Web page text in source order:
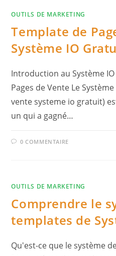
OUTILS DE MARKETING
Template de
Système IO
Introduction au Système
Pages de Vente Le
vente systeme io gratuit)
un qui a gagné…
0 COMMENTAIRE
OUTILS DE MARKETING
Comprendre le
templates de
Qu'est-ce que le système